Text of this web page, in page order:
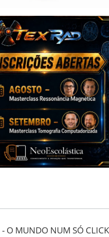
- O MUNDO NUM SÓ CLICK